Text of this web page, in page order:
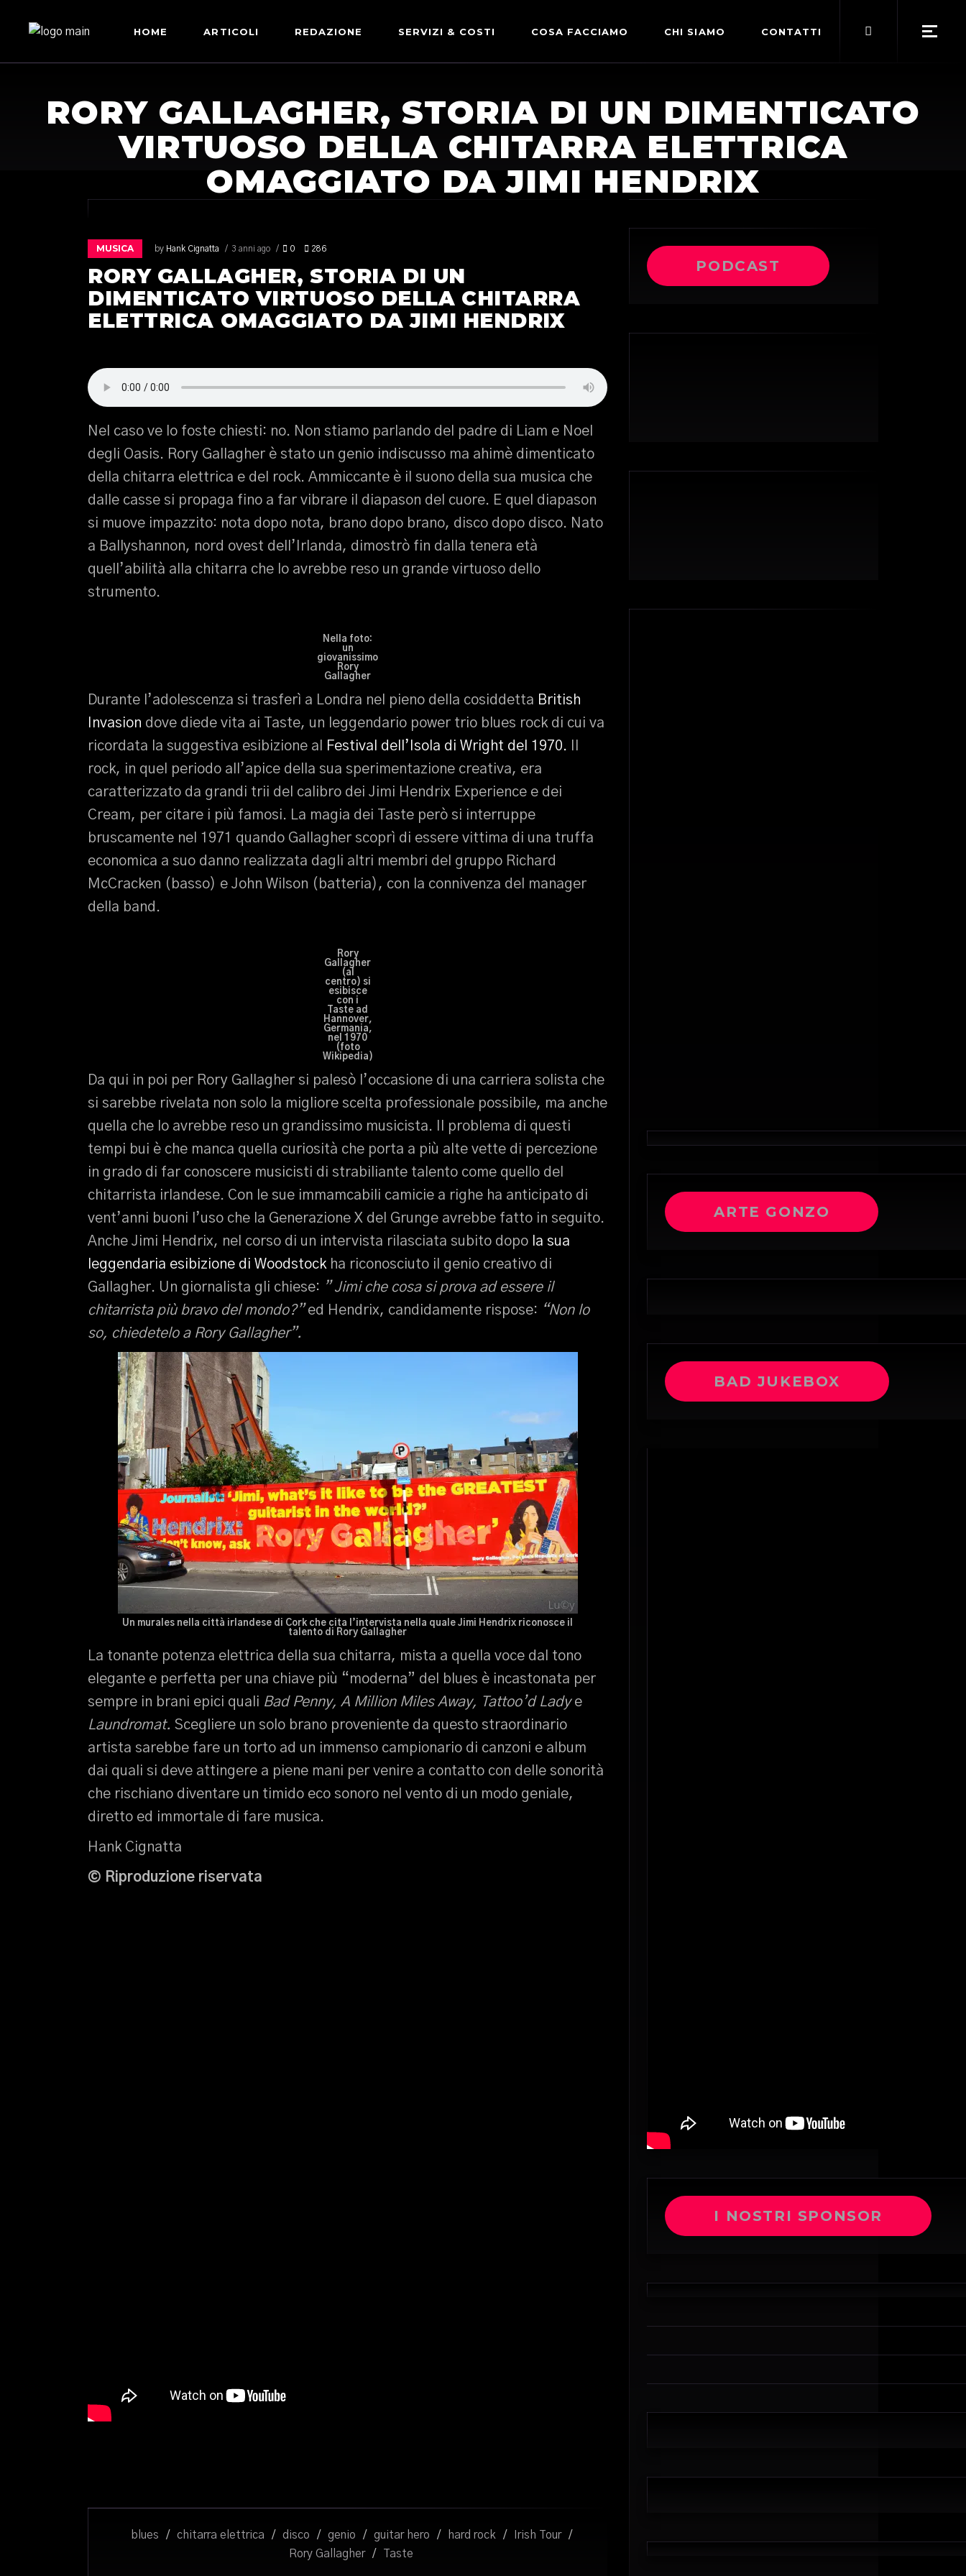
HOME ARTICOLI REDAZIONE SERVIZI & COSTI
LE NOSTRE PARTNERSHIP
COMUNICAZIONE EXPRESS
COSA FACCIAMO CHI SIAMO
TERMINI DI SERVIZIO
CONTATTI
RORY GALLAGHER, STORIA DI UN DIMENTICATO
VIRTUOSO DELLA CHITARRA ELETTRICA
OMAGGIATO DA JIMI HENDRIX
MUSICA by Hank Cignatta 3 anni ago 0 286
RORY GALLAGHER, STORIA DI UN
DIMENTICATO VIRTUOSO DELLA CHITARRA
ELETTRICA OMAGGIATO DA JIMI HENDRIX
Nel caso ve lo foste chiesti: no. Non stiamo parlando del padre di Liam e Noel
degli Oasis. Rory Gallagher è stato un genio indiscusso ma ahimè dimenticato
della chitarra elettrica e del rock. Ammiccante è il suono della sua musica che
dalle casse si propaga fino a far vibrare il diapason del cuore. E quel diapason
si muove impazzito: nota dopo nota, brano dopo brano, disco dopo disco. Nato
a Ballyshannon, nord ovest dell’Irlanda, dimostrò fin dalla tenera età
quell’abilità alla chitarra che lo avrebbe reso un grande virtuoso dello
strumento.
Nella foto:
un
giovanissimo
Rory
Gallagher
Durante l’adolescenza si trasferì a Londra nel pieno della cosiddetta British
Invasion dove diede vita ai Taste, un leggendario power trio blues rock di cui va
ricordata la suggestiva esibizione al
Festival dell’Isola di Wright del 1970.
rock, in quel periodo all’apice della sua sperimentazione creativa, era
caratterizzato da grandi trii del calibro dei Jimi Hendrix Experience e dei
Cream, per citare i più famosi. La magia dei Taste però si interruppe
bruscamente nel 1971 quando Gallagher scoprì di essere vittima di una truffa
economica a suo danno realizzata dagli altri membri del gruppo Richard
McCracken (basso) e John Wilson (batteria), con la connivenza del manager
della band.
Rory
Gallagher
(al
centro) si
esibisce
con i
Taste ad
Hannover,
Germania,
nel 1970
(foto
Wikipedia)
Da qui in poi per Rory Gallagher si palesò l’occasione di una carriera solista che
si sarebbe rivelata non solo la migliore scelta professionale possibile, ma anche
quella che lo avrebbe reso un grandissimo musicista. Il problema di questi
tempi bui è che manca quella curiosità che porta a più alte vette di percezione
in grado di far conoscere musicisti di strabiliante talento come quello del
chitarrista irlandese. Con le sue immamcabili camicie a righe ha anticipato di
vent’anni buoni l’uso che la Generazione X del Grunge avrebbe fatto in seguito.
Anche Jimi Hendrix, nel corso di un intervista rilasciata subito dopo la sua
leggendaria esibizione di Woodstockha riconosciuto il genio creativo di
Gallagher. Un giornalista gli chiese: ” Jimi che cosa si prova ad essere il
chitarrista più bravo del mondo?”ed Hendrix, candidamente rispose: “Non lo
so, chiedetelo a Rory Gallagher”.
Un murales nella città irlandese di Cork che cita l’intervista nella quale Jimi Hendrix riconosce il
talento di Rory Gallagher
La tonante potenza elettrica della sua chitarra, mista a quella voce dal tono
elegante e perfetta per una chiave più “moderna” del blues è incastonata per
sempre in brani epici quali Bad Penny, A Million Miles Away, Tattoo’d Ladye
Laundromat. Scegliere un solo brano proveniente da questo straordinario
artista sarebbe fare un torto ad un immenso campionario di canzoni e album
dai quali si deve attingere a piene mani per venire a contatto con delle sonorità
che rischiano diventare un timido eco sonoro nel vento di un modo geniale,
diretto ed immortale di fare musica.
Hank Cignatta
© Riproduzione riservata
blues / chitarra elettrica / disco / genio / guitar hero / hard rock / Irish Tour
/
Rory Gallagher
/ Taste
PODCAST
ARTE GONZO
BAD JUKEBOX
I NOSTRI SPONSOR